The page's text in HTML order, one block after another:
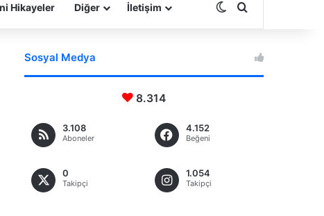
Hikayeler Diğer İletişim Dış görünümü
Sosyal Medya
8.314
3.108
Aboneler
4.152
Beğeni
0
Takipçi
1.054
Takipçi